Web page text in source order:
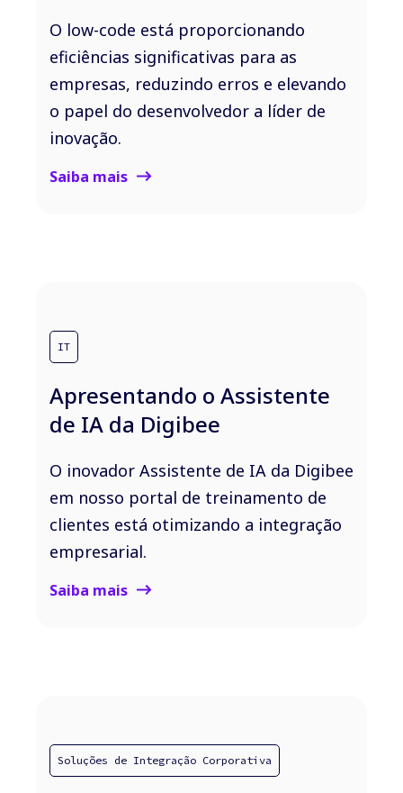
O low-code está proporcionando
eficiências significativas para as
empresas, reduzindo erros e elevando
o papel do desenvolvedor a líder de
inovação.
Saiba mais
IT
Apresentando o Assistente
de IA da Digibee
O inovador Assistente de IA da Digibee
em nosso portal de treinamento de
clientes está otimizando a integração
empresarial.
Saiba mais
Soluções de Integração Corporativa